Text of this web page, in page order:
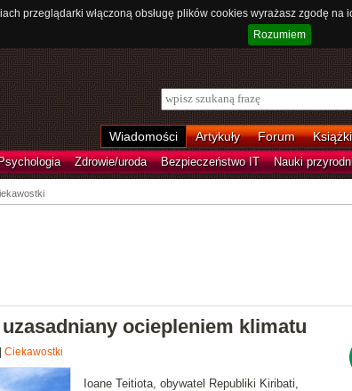
przeglądarki włączoną obsługę plików cookies wyrażasz zgodę
Rozumiem
Wiadomości Artykuły Forum Książki
Zdrowie/uroda Bezpieczeństwo IT Nauki
ociepleniem klimatu
Ciekawostki
Ioane Teitiota, obywatel Republiki Kiribati,